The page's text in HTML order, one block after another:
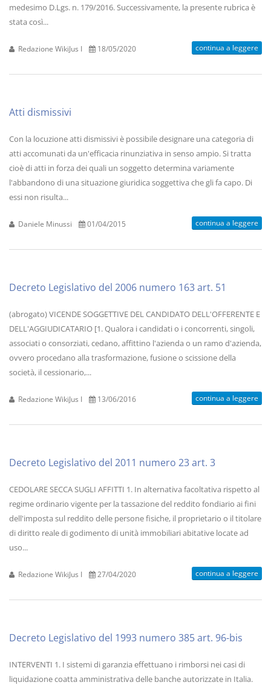
medesimo D.Lgs. n. 179/2016. Successivamente, la presente rubrica è
stata così...
Redazione WikiJus I 18/05/2020 continua a leggere
Atti dismissivi
Con la locuzione atti dismissivi è possibile designare una categoria di
atti accomunati da un'efficacia rinunziativa in senso ampio. Si tratta
cioè di atti in forza dei quali un soggetto determina variamente
l'abbandono di una situazione giuridica soggettiva che gli fa capo. Di
essi non risulta...
Daniele Minussi 01/04/2015 continua a leggere
Decreto Legislativo del 2006 numero 163 art. 51
(abrogato) VICENDE SOGGETTIVE DEL CANDIDATO DELL'OFFERENTE E
DELL'AGGIUDICATARIO [1. Qualora i candidati o i concorrenti, singoli,
associati o consorziati, cedano, affittino l'azienda o un ramo d'azienda,
ovvero procedano alla trasformazione, fusione o scissione della
società, il cessionario,...
Redazione WikiJus I 13/06/2016 continua a leggere
Decreto Legislativo del 2011 numero 23 art. 3
CEDOLARE SECCA SUGLI AFFITTI 1. In alternativa facoltativa rispetto al
regime ordinario vigente per la tassazione del reddito fondiario ai fini
dell'imposta sul reddito delle persone fisiche, il proprietario o il titolare
di diritto reale di godimento di unità immobiliari abitative locate ad
uso...
Redazione WikiJus I 27/04/2020 continua a leggere
Decreto Legislativo del 1993 numero 385 art. 96-bis
INTERVENTI 1. I sistemi di garanzia effettuano i rimborsi nei casi di
liquidazione coatta amministrativa delle banche autorizzate in Italia.